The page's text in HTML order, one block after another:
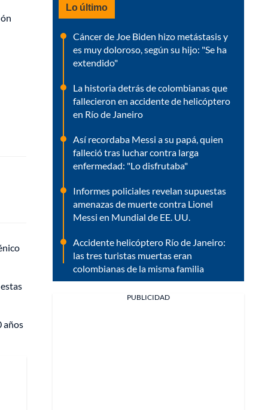
años
Lo último
Cáncer de Joe Biden hizo metástasis y
es muy doloroso, según su hijo: "Se ha
extendido"
La historia detrás de colombianas que
fallecieron en accidente de helicóptero
en Río de Janeiro
Así recordaba Messi a su papá, quien
falleció tras luchar contra larga
enfermedad: "Lo disfrutaba"
Informes policiales revelan supuestas
amenazas de muerte contra Lionel
Messi en Mundial de EE. UU.
Accidente helicóptero Río de Janeiro:
las tres turistas muertas eran
colombianas de la misma familia
PUBLICIDAD